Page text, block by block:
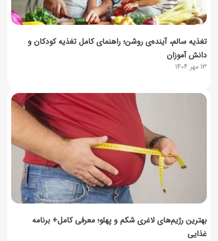
13 مهر 1404
تغذیه سالم، آینده‌ی روشن؛ راهنمای کامل تغذیه کودکان و
دانش آموزان
بهترین رژیم‌های لاغری شکم و پهلو؛ معرفی کامل+ برنامه
غذایی